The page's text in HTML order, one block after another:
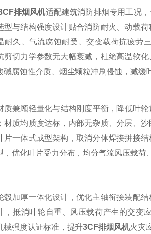
排烟风机适配建筑消防排烟专用工况
型与结构强度设计贴合消防耐火、动载
耐久、气流腐蚀耐受、交变载荷抗疲劳
剪切力学参数无大幅衰减，杜绝高温软
碱腐蚀性介质、烟尘颗粒冲刷侵蚀，减缓
顾轻量化与结构刚度平衡，降低叶轮
材质均质度达标，内部无杂质、分层、
片一体式成型架构，取消分体焊接拼接
，优化叶片受力分布，均分气流风压载荷
厚一体化设计，优化主轴衔接装配结
，抵消叶轮自重、风压载荷产生的交变
械强度认证标准，提升3CF排烟风机火灾